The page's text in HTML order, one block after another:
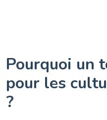
Pourquoi un
pour les
?